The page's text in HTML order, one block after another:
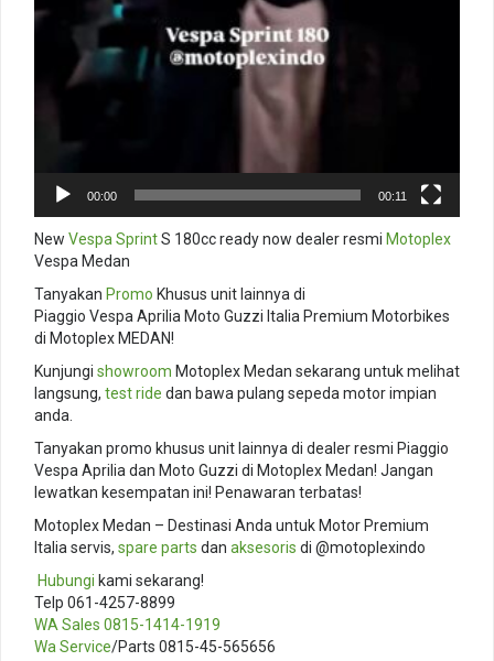
00:00 00:11
New Vespa SprintS 180cc ready now dealer resmi Motoplex
Vespa Medan
Tanyakan Promo Khusus unit lainnya di
Piaggio Vespa Aprilia Moto Guzzi Italia Premium Motorbikes
di Motoplex MEDAN!
Kunjungi showroom Motoplex Medan sekarang untuk melihat
langsung, test ride dan bawa pulang sepeda motor impian
anda.
Tanyakan promo khusus unit lainnya di dealer resmi Piaggio
Vespa Aprilia dan Moto Guzzi di Motoplex Medan! Jangan
lewatkan kesempatan ini! Penawaran terbatas!
Motoplex Medan – Destinasi Anda untuk Motor Premium
Italia servis, spare parts dan aksesoris di @motoplexindo
Hubungi kami sekarang!
Telp 061-4257-8899
WA Sales 0815-1414-1919
Wa Service/Parts 0815-45-565656